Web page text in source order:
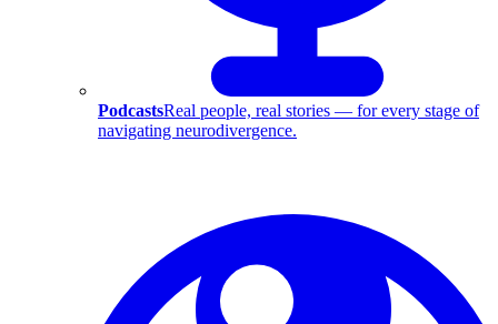
PodcastsReal people, real stories — for every stage of
navigating neurodivergence.